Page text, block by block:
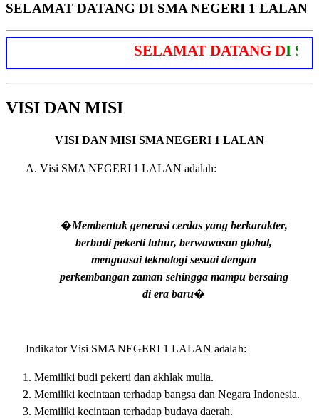
SELAMAT DATANG DI SMA NEGERI 1 LALAN
LAMAT DATANG DI SM
VISI DAN MISI
VISIDAN MISI SMA NEGERI 1 LALAN
A. Visi SMA NEGERI 1 LALAN adalah:
�Membentuk generasi cerdas yang berkarakter,
berbudi pekerti luhur, berwawasan global,
menguasai teknologi sesuai dengan
perkembangan zaman sehinggamampu bersaing
diera baru�
IndikatorVisi SMA NEGERI 1 LALAN adalah:
Memiliki budi pekerti danakhlakmulia.
Memiliki kecintaanterhadap bangsa dan Negara Indonesia.
Memiliki kecintaanterhadap budaya daerah.